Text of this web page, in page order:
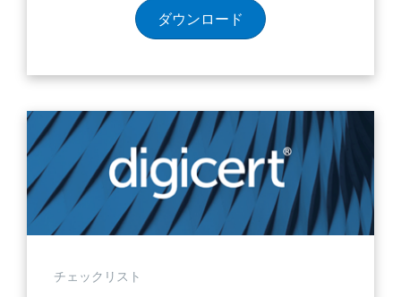
ダウンロード
チェックリスト